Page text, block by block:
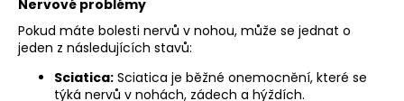
Nervové problémy
Pokud máte bolesti nervů v nohou, může se jednat o
jeden z následujících stavů:
Sciatica: Sciatica je běžné onemocnění, které se
týká nervů v nohách, zádech a hýždích.